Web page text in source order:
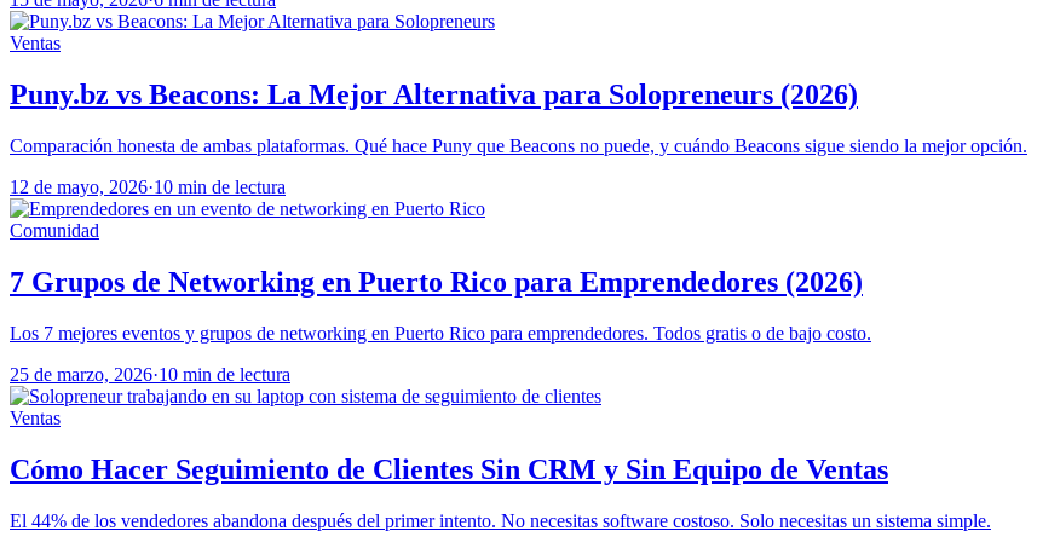
Ventas
Puny.bz vs Beacons: La Mejor Alternativa para Solopreneurs (2026)
Comparación honesta de ambas plataformas. Qué hace Puny que Beacons no puede, y cuándo Beacons sigue siendo la mejor opción.
12 de mayo, 2026·10 min de lectura
Comunidad
7 Grupos de Networking en Puerto Rico para Emprendedores (2026)
Los 7 mejores eventos y grupos de networking en Puerto Rico para emprendedores. Todos gratis o de bajo costo.
25 de marzo, 2026·10 min de lectura
Ventas
Cómo Hacer Seguimiento de Clientes Sin CRM y Sin Equipo de Ventas
El 44% de los vendedores abandona después del primer intento. No necesitas software costoso. Solo necesitas un sistema simple.